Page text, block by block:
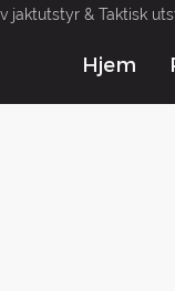
jaktutstyr & Taktisk
Hjem